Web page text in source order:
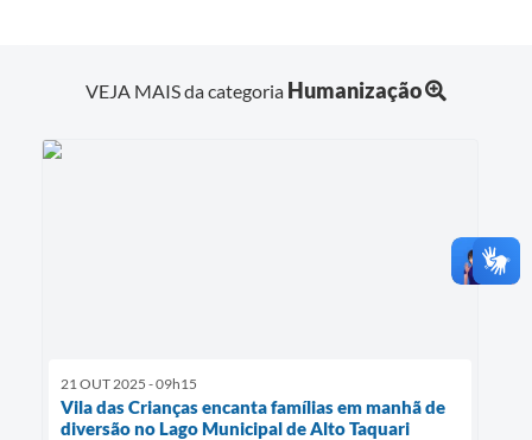
VEJA MAIS da categoria Humanização
21 OUT 2025 - 09h15
Vila das Crianças encanta famílias em manhã de
diversão no Lago Municipal de Alto Taquari